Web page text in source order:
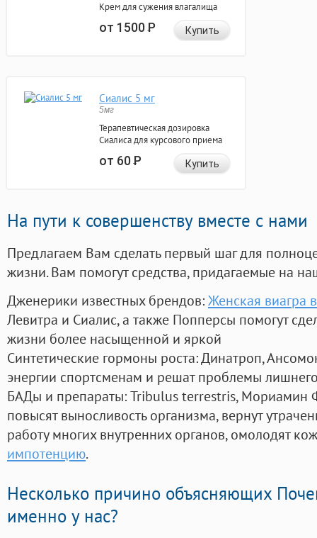
Крем для сужения влагалища
от 1500Р Купить
Сиалис 5 мг
5мг
Терапевтическая дозировка
Сиалиса для курсового приема
от 60Р Купить
На пути к совершенству вместе с нами
Предлагаем Вам сделать первый шаг для
жизни. Вам помогут средства, придагаемые на
Дженерики известных брендов:Женская виагра
Левитра и Сиалис, а также Попперсы помогут
жизни более насыщенной и яркой
Синтетические гормоны роста: Динатроп,
энергии спортсменам и решат проблемы
БАДы и препараты:Tribulus terrestris, Мориамин
повысят выносливость организма, вернут
работу многих внутренних органов, омолодят
импотенцию.
Несколько причино объясняющих
именно у нас?